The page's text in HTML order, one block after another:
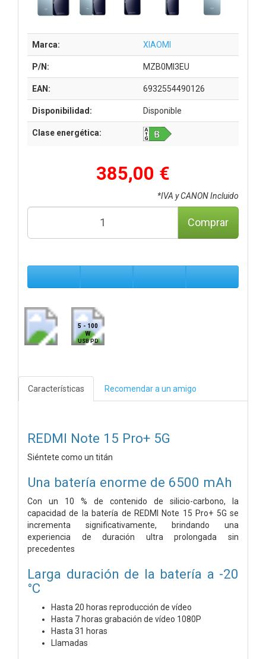
Marca: XIAOMI
P/N: MZB0MI3EU
EAN: 6932554490126
Disponibilidad: Disponible
Clase energética:
385,00 €
*IVA y CANON Incluido
Comprar
5 - 100
W
USB PD
Características Recomendar a un amigo
REDMI Note 15 Pro+ 5G
Siéntete como un titán
Una batería enorme de 6500 mAh
Con un 10 % de contenido de silicio-carbono, la
capacidad de la batería de REDMI Note 15 Pro+ 5G se
incrementa significativamente, brindando una
experiencia de duración ultra prolongada sin
precedentes
Larga duración de la batería a -20
°C
Hasta 20 horas reproducción de vídeo
Hasta 7 horas grabación de vídeo 1080P
Hasta 31 horas
Llamadas